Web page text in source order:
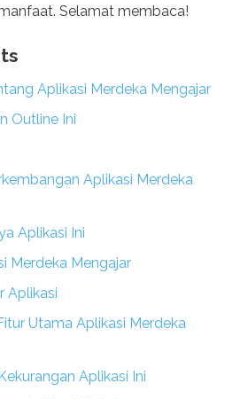
Selamat membaca!
Aplikasi Merdeka Mengajar
Outline Ini
Aplikasi Merdeka
Aplikasi Ini
Merdeka Mengajar
Aplikasi
Utama Aplikasi Merdeka
Aplikasi Ini